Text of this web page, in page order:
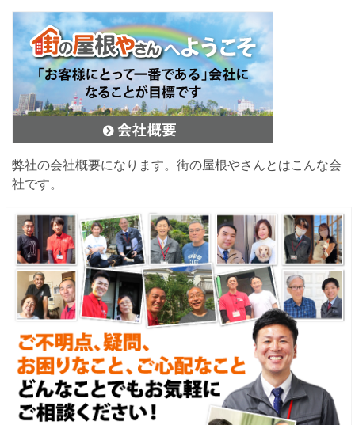
弊社の会社概要になります。街の屋根やさんとはこんな会
社です。